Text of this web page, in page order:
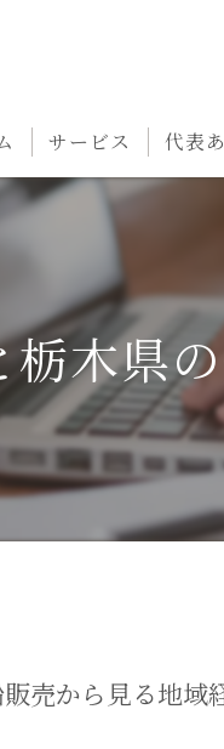
サービス 代表
木県
売から見る地域